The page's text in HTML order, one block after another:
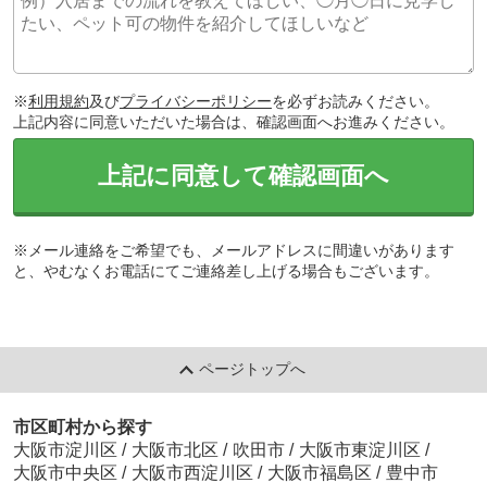
※利用規約及びプライバシーポリシーを必ずお読みください。
上記内容に同意いただいた場合は、確認画面へお進みください。
上記に同意して確認画面へ
※メール連絡をご希望でも、メールアドレスに間違いがあります
と、やむなくお電話にてご連絡差し上げる場合もございます。
ページトップへ
市区町村から探す
大阪市淀川区 / 大阪市北区 / 吹田市 / 大阪市東淀川区 /
大阪市中央区 / 大阪市西淀川区 / 大阪市福島区 / 豊中市